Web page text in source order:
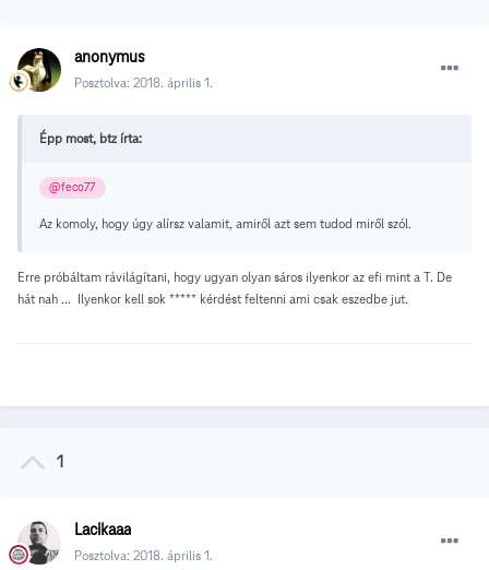
anonymus
Posztolva: 2018. április 1.
Épp most, btz írta:
@feco77
Az komoly, hogy úgy alírsz valamit, amiről azt sem tudod miről szól.
Erre próbáltam rávilágítani, hogy ugyan olyan sáros ilyenkor az efi mint a T. De
hát nah ... Ilyenkor kell sok ***** kérdést feltenni ami csak eszedbe jut.
1
Lacikaaa
Posztolva: 2018. április 1.